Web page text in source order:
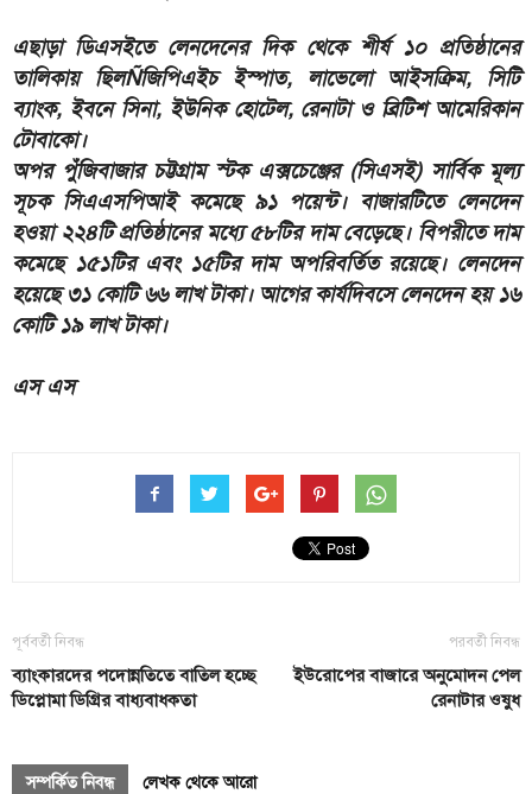
এছাড়া ডিএসইতে লেনদেনের দিক থেকে শীর্ষ ১০ প্রতিষ্ঠানের
তালিকায় ছিলÑজিপিএইচ ইস্পাত, লাভেলো আইসক্রিম, সিটি
ব্যাংক, ইবনে সিনা, ইউনিক হোটেল, রেনাটা ও ব্রিটিশ আমেরিকান
টোবাকো।
অপর পুঁজিবাজার চট্টগ্রাম স্টক এক্সচেঞ্জের (সিএসই) সার্বিক মূল্য
সূচক সিএএসপিআই কমেছে ৯১ পয়েন্ট। বাজারটিতে লেনদেন
হওয়া ২২৪টি প্রতিষ্ঠানের মধ্যে ৫৮টির দাম বেড়েছে। বিপরীতে দাম
কমেছে ১৫১টির এবং ১৫টির দাম অপরিবর্তিত রয়েছে। লেনদেন
হয়েছে ৩১ কোটি ৬৬ লাখ টাকা। আগের কার্যদিবসে লেনদেন হয় ১৬
কোটি ১৯ লাখ টাকা।
এস এস
পূর্ববর্তী নিবন্ধ
ব্যাংকারদের পদোন্নতিতে বাতিল হচ্ছে
ডিপ্লোমা ডিগ্রির বাধ্যবাধকতা
পরবর্তী নিবন্ধ
ইউরোপের বাজারে অনুমোদন পেল
রেনাটার ওষুধ
সম্পর্কিত নিবন্ধ লেখক থেকে আরো